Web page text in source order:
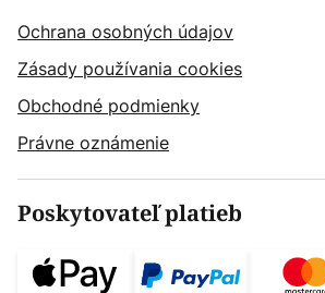
Ochrana osobných údajov
Zásady používania cookies
Obchodné podmienky
Právne oznámenie
Poskytovateľ platieb